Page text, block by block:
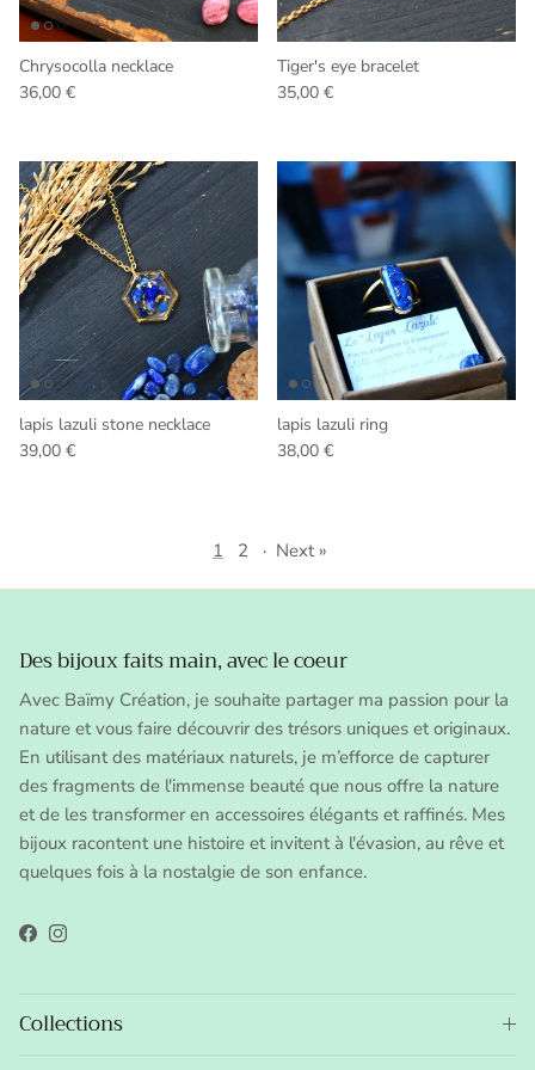
Chrysocolla necklace
Regular price
36,00 €
Tiger's eye bracelet
Regular price
35,00 €
lapis lazuli stone necklace
Regular price
39,00 €
lapis lazuli ring
Regular price
38,00 €
1 2 · Next »
Des bijoux faits main, avec le coeur
Avec Baïmy Création, je souhaite partager ma passion pour la
nature et vous faire découvrir des trésors uniques et originaux.
En utilisant des matériaux naturels, je m’efforce de capturer
des fragments de l'immense beauté que nous offre la nature
et de les transformer en accessoires élégants et raffinés. Mes
bijoux racontent une histoire et invitent à l'évasion, au rêve et
quelques fois à la nostalgie de son enfance.
FacebookInstagram
Collections